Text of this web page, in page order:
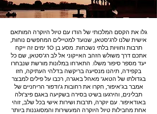
גלו את הקסם המלכותי של הודו עם טיול היוקרה המותאם
אישית שלנו לרג'סטאן, שנועד למטיילים המחפשים נוחות,
תרבות וחוויות בלתי נשכחות. מסע בן 10 ימים זה ייקח
אתכם דרך משולש הזהב האייקוני אל לב רג'סטאן, שם כל
יעד מספר סיפור משלו. התארחו במלונות מורשת שנבחרו
בקפידה, תיהנו מנסיעה בריקשה בדלהי העתיקה, חזו
בגדולתו של הטאג' מאהל באגרה, רכבו על פילים למבצר
אמבר בג'איפור, חקרו את רחובות ג'ודפור הריחניים של
תבלינים, והירגעו בשיט בסירה בשקיעה באגם פיצ'ולה
באודאיפור. עם יוקרה, תרבות ושירות אישי בכל שלב, זוהי
אחת מחבילות טיול היוקרה המעשירות והמסוגננות ביותר